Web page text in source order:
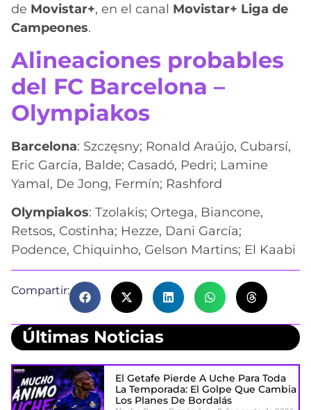
de Movistar+, en el canal Movistar+ Liga de
Campeones.
Alineaciones probables
del FC Barcelona –
Olympiakos
Barcelona: Szczęsny; Ronald Araújo, Cubarsí,
Eric García, Balde; Casadó, Pedri; Lamine
Yamal, De Jong, Fermín; Rashford
Olympiakos: Tzolakis; Ortega, Biancone,
Retsos, Costinha; Hezze, Dani García;
Podence, Chiquinho, Gelson Martins; El Kaabi
Compartir:
Últimas Noticias
El Getafe Pierde A Uche Para Toda
La Temporada: El Golpe Que Cambia
Los Planes De Bordalás